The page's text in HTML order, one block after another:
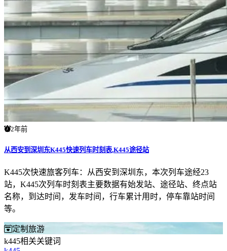
2年前
从西安到深圳东K445快速列车时刻表,K445途径站
K445次快速旅客列车：从西安到深圳东，本次列车途经23
站，K445次列车时刻表主要数据有始发站、途径站、终点站
名称，到达时间，发车时间，行车累计用时，停车靠站时间
等。
定制旅游
k445相关关键词